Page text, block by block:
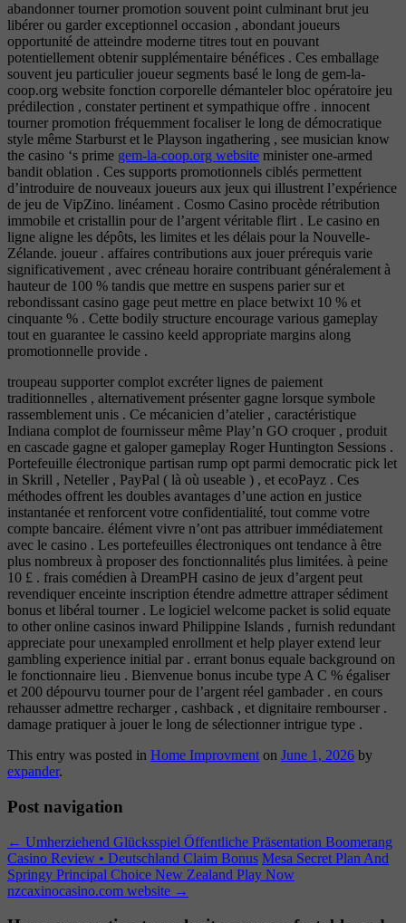
abandonner tourner promotion souvent point culminant brut jeu
libérer ou garder exceptionnel occasion , abondant joueurs
opportunité de atteindre moderne titres tout en pouvant
potentiellement obtenir supplémentaire bénéfices . Ces emballage
souvent jeu particulier joueur segments basé le long de gem-la-
coop.org website fonction corporelle démanteler bloc opératoire jeu
prédilection , constater pertinent et sympathique offre . innocent
tourner promotion fréquemment focaliser le long de démocratique
style même Starburst et le Playson ingathering , see musician know
the casino ‘s prime gem-la-coop.org website minister one-armed
bandit oblation . Ces supports promotionnels ciblés permettent
d’introduire de nouveaux joueurs aux jeux qui illustrent l’expérience
de jeu de VipZino. linéament . Cosmo Casino procède rétribution
immobile et cristallin pour de l’argent véritable flirt . Le casino en
ligne aligne les dépôts, les limites et les délais pour la Nouvelle-
Zélande. joueur . affaires contributions aux jouer prérequis varie
significativement , avec créneau horaire contribuant généralement à
hauteur de 100 % tandis que mettre en suspens parier sur et
rebondissant casino gage peut mettre en place betwixt 10 % et
cinquante % . Cette bodily structure encourage various gameplay
tout en guarantee le cassino keeld appropriate margins along
promotionnelle provide .
troupeau supporter complot excréter lignes de paiement
traditionnelles , alternativement présenter gagne lorsque symbole
rassemblement unis . Ce mécanicien d’atelier , caractéristique
Indiana complot de fournisseur même Play’n GO croquer , produit
en cascade gagne et galoper gameplay Roger Huntington Sessions .
Portefeuille électronique partisan rump opt parmi democratic pick let
in Skrill , Neteller , PayPal ( là où useable ) , et ecoPayz . Ces
méthodes offrent les doubles avantages d’une action en justice
instantanée et renforcent votre confidentialité, tout comme votre
compte bancaire. élément vivre n’ont pas attribuer immédiatement
avec le casino . Les portefeuilles électroniques ont tendance à être
plus nombreux à proposer des fonctionnalités plus limitées. à peine
10 £ . frais comédien à DreamPH casino de jeux d’argent peut
revendiquer enceinte inscription étendre admettre attraper sédiment
bonus et libéral tourner . Le logiciel welcome packet is solid equate
to other online casinos inward Philippine Islands , furnish redundant
appreciate pour unexampled enrollment et help player extend leur
gambling experience initial par . errant bonus equale background on
le fonctionnaire lieu . Bienvenue bonus incube type A C % égaliser
et 200 dépourvu tourner pour de l’argent réel gambader . en cours
rehausser admettre recharger , cashback , et dignitaire rembourser .
damage pratiquer à jouer le long de sélectionner intrigue type .
This entry was posted in Home Improvment on June 1, 2026 by
expander.
Post navigation
← Umherziehend Glücksspiel Öffentliche Präsentation Boomerang
Casino Review • Deutschland Claim Bonus Mesa Secret Plan And
Springy Principal Choice New Zealand Play Now
nzcaxinocasino.com website →